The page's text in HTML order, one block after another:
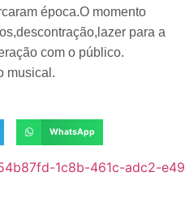
época.O momento
para a
com o público.
musical.
WhatsApp